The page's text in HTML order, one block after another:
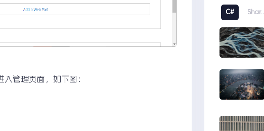
管理页面，如下图：
C# Shar..